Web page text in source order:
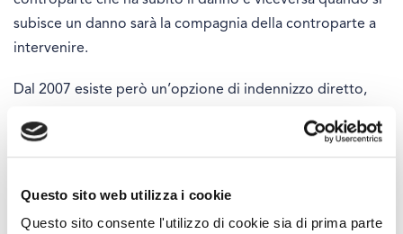
Questo sito web utilizza i cookie
Questo sito consente l'utilizzo di cookie sia di prima parte
subisce un danno sarà la compagnia della controparte a
intervenire.
Dal 2007 esiste però un’opzione di indennizzo diretto,
consente all’assicurato che ha subito un sinistro di
compagnia assicuratrice, che si occuperà in seguito di